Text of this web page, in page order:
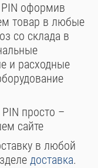
PIN оформив
товар в любые
со склада в
и расходные
PIN просто –
сайте
в любой
доставка.